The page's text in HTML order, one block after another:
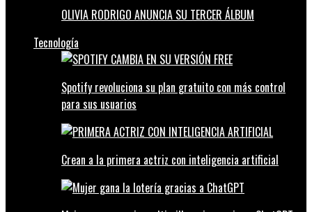
OLIVIA RODRIGO ANUNCIA SU TERCER ÁLBUM
Tecnología
Spotify revoluciona su plan gratuito con más control
para sus usuarios
Crean a la primera actriz con inteligencia artificial